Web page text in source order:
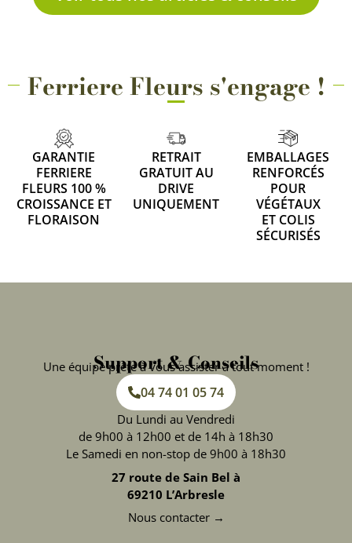
Ferriere Fleurs s'engage !
GARANTIE
FERRIERE
FLEURS 100 %
CROISSANCE ET
FLORAISON
RETRAIT
GRATUIT AU
DRIVE
UNIQUEMENT
EMBALLAGES
RENFORCÉS
POUR
VÉGÉTAUX
ET COLIS
SÉCURISÉS
Support & Conseils
Une équipe prête à vous assister à tout moment !
04 74 01 05 74
Du Lundi au Vendredi
de 9h00 à 12h00 et de 14h à 18h30
Le Samedi en non-stop de 9h00 à 18h30
27 route de Sain Bel à
69210 L’Arbresle
Nous contacter →